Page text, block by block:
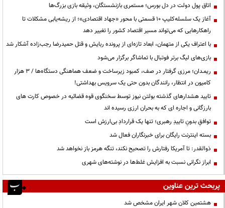
اتاق پول دولت در دل بورس؛ مستمری بازنشستگان، وثیقه بازی بزرگ‌ها
آغاز یک سلسله‌کلیپ ۱۰ قسمتی با محور «جهاد اقتصادی»؛ از ریشه‌یابی مشکلات تا
راهکارهایی که می‌تواند مسیر اقتصاد کشور را تغییر دهد
با اعتراف یکی از متهمان، ابعاد تازه‌ای از پرونده ربایش و قتل حمیدرضا رجب‌زاده آشکار شد
بازی‌های لیگ برتر فوتبال با تماشاگر برگزار می‌شود
ریمـدان؛ مرزی گرفتار در صف، کمبود زیرساخت و ضعف هماهنگی دستگاه‌ها / ۳ هزار
کامیون در انتظار، رانندگان بدون حتی یک سرویس بهداشتی!
تایید هشدارهای گذشته بولتن نیوز توسط سخنگوی قوه قضائیه در خصوص کارت های
بارزگانی و اجاره ای که به بحران ارزی رسیده اند
توافقِ بدونِ تاییدِ رهبری؛ تنها یک قراردادِ بی‌ارزش است
بسته اینترنت رایگان برای خبرنگاران فعال شد
ذوالقدر: تا آمریکا رفتارش را تصحیح نکند، تنگه هرمز باز نخواهد شد
ابراز نگرانی نسبت به افزایش غلط‌ها در نوشته‌های شهری
پربحث ترین عناوین
هشتمین کلان شهر ایران مشخص شد